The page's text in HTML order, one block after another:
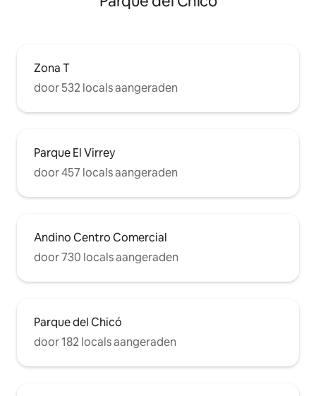
Zona T
door 532 locals aangeraden
Parque El Virrey
door 457 locals aangeraden
Andino Centro Comercial
door 730 locals aangeraden
Parque del Chicó
door 182 locals aangeraden